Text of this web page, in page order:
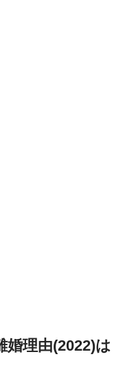
婚理由(2022)は